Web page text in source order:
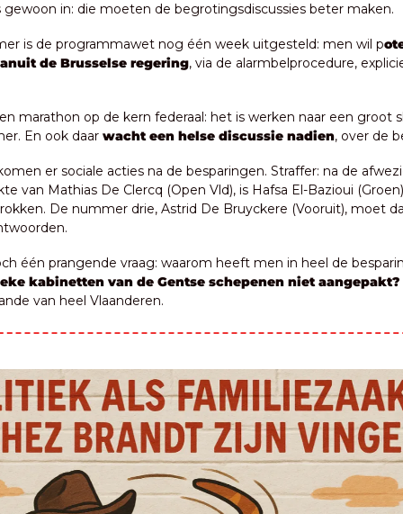
in: die moeten de begrotingsdiscussies beter maken.
is de programmawet nog één week uitgesteld: men wil p
de Brusselse regering, via de alarmbelprocedure,
marathon op de kern federaal: het is werken naar een groot
En ook daar wacht een helse discussie nadien, over de
er sociale acties na de besparingen. Straffer: na de
van Mathias De Clercq (Open Vld), is Hafsa El-Bazioui
De nummer drie, Astrid De Bruyckere (Vooruit), moet
één prangende vraag: waarom heeft men in heel de
kabinetten van de Gentse schepenen niet aangepakt?
van heel Vlaanderen.